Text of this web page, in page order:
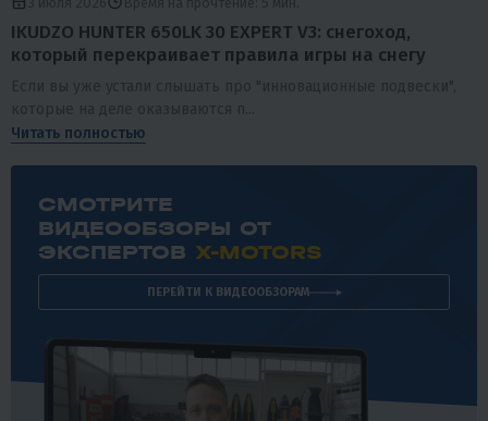
IKUDZO HUNTER 650LK 30 EXPERT V3: снегоход,
который перекраивает правила игры на снегу
Если вы уже устали слышать про "инновационные подвески",
которые на деле оказываются п...
Читать полностью
СМОТРИТЕ
ВИДЕООБЗОРЫ ОТ
ЭКСПЕРТОВ X-MOTORS
ПЕРЕЙТИ К ВИДЕООБЗОРАМ